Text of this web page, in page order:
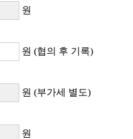
원
원 (협의 후 기록)
원 (부가세 별도)
원